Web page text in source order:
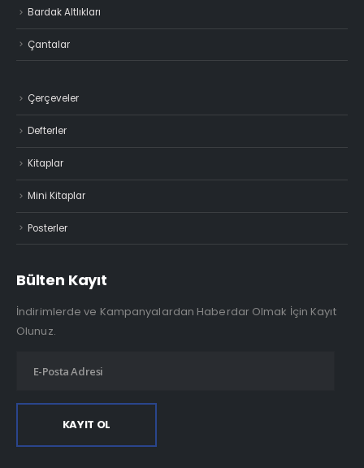
Bardak Altlıkları
Çantalar
Çerçeveler
Defterler
Kitaplar
Mini Kitaplar
Posterler
Bülten Kayıt
İndirimlerde ve Kampanyalardan Haberdar Olmak İçin Kayıt
Olunuz.